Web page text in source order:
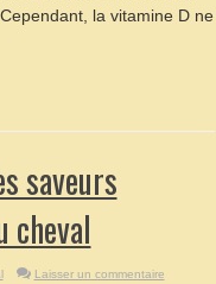
la vitamine D ne
saveurs
cheval
Laisser un commentaire